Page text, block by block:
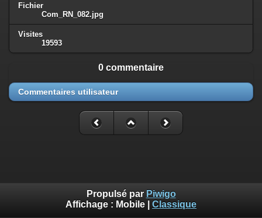
Fichier
Com_RN_082.jpg
Visites
19593
0 commentaire
Commentaires utilisateur
Propulsé par Piwigo
Affichage : Mobile Classique